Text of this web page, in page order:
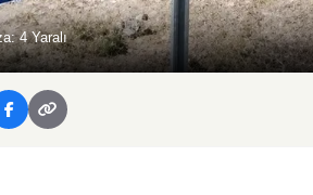
4 Yaralı